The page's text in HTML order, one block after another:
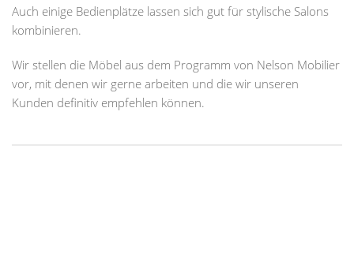
Auch einige Bedienplätze lassen sich gut für stylische Salons
kombinieren.
Wir stellen die Möbel aus dem Programm von Nelson Mobilier
vor, mit denen wir gerne arbeiten und die wir unseren
Kunden definitiv empfehlen können.